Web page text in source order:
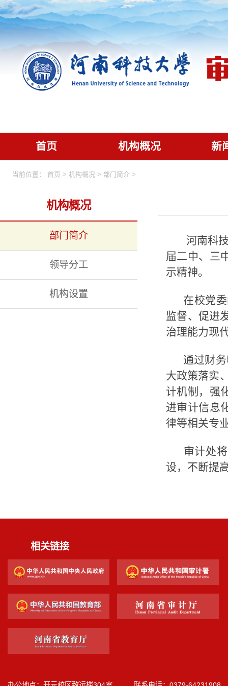
首页 机构概况 新
当前位置： 首页 > 机构概况 > 部门简介 >
机构概况
部门简介
领导分工
机构设置
河南科
届二中、三
示精神。
在校党
监督、促进
治理能力现
通过财
大政策落实
计机制，强
进审计信息
律等相关专
审计处
设，不断提
相关链接